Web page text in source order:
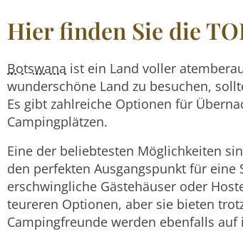
Hier finden Sie die
Botswana ist ein Land voller
wunderschöne Land zu besuchen,
Es gibt zahlreiche Optionen für
Campingplätzen.
Eine der beliebtesten Möglichkeiten
den perfekten Ausgangspunkt für
erschwingliche Gästehäuser oder
teureren Optionen, aber sie bieten
Campingfreunde werden ebenfalls